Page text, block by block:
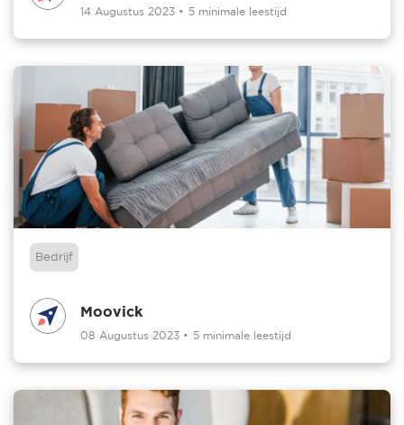
14 Augustus 2023 • 5 minimale leestijd
Bedrijf
Moovick
08 Augustus 2023 • 5 minimale leestijd